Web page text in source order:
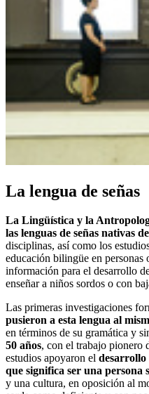
La lengua de señas
La Lingüística y la
las lenguas de señas nativas
disciplinas, así como los
educación bilingüe en personas
información para el desarrollo
enseñar a niños sordos o con
Las primeras investigaciones
pusieron a esta lengua al
en términos de su gramática y
50 años, con el trabajo pionero
estudios apoyaron el desarrollo
que significa ser una persona
y una cultura, en oposición al